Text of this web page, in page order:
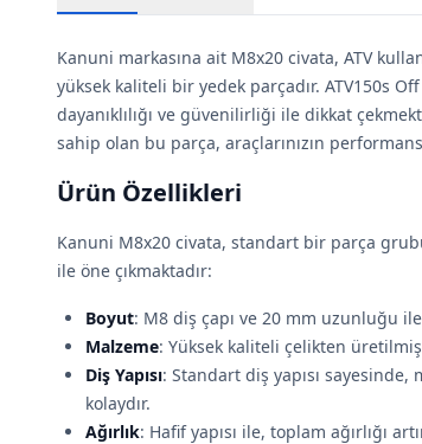
Kanuni markasına ait M8x20 civata, ATV
yüksek kaliteli bir yedek parçadır. ATV150s
dayanıklılığı ve güvenilirliği ile dikkat
sahip olan bu parça, araçlarınızın
Ürün Özellikleri
Kanuni M8x20 civata, standart bir parça
ile öne çıkmaktadır:
Boyut: M8 diş çapı ve 20 mm uzunluğu
Malzeme: Yüksek kaliteli çelikten
Diş Yapısı: Standart diş yapısı
kolaydır.
Ağırlık: Hafif yapısı ile, toplam ağırlığı